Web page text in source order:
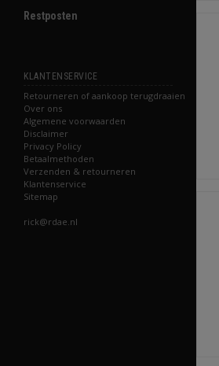
Restposten
KLANTENSERVICE
Retourneren of aankoop terugdraaien
Over ons
Algemene voorwaarden
Disclaimer
Privacy Policy
Betaalmethoden
Verzenden & retourneren
Klantenservice
Sitemap
rick@rdae.nl